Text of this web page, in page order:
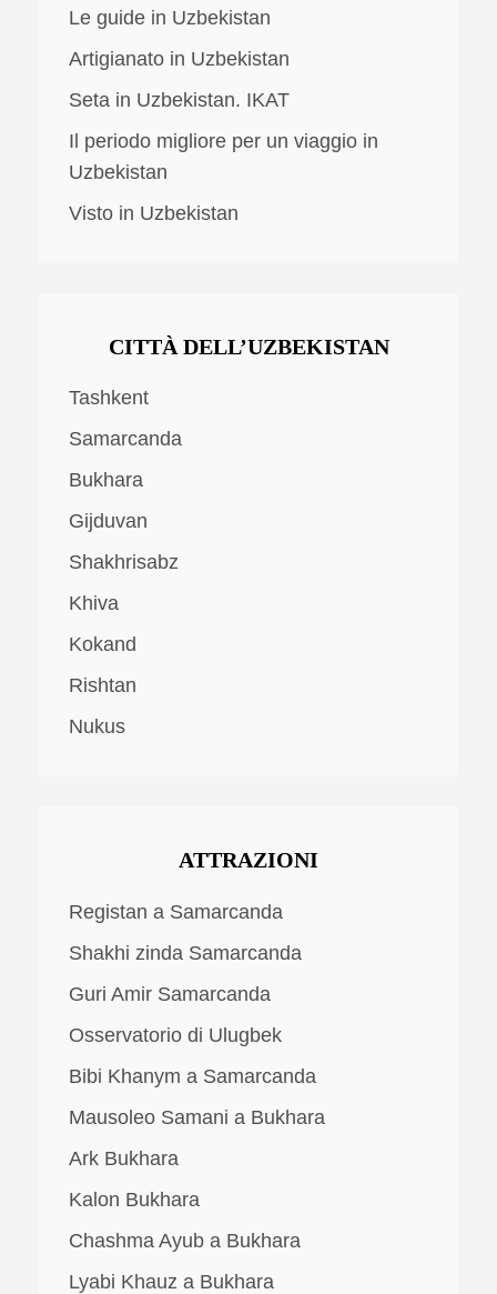
Le guide in Uzbekistan
Artigianato in Uzbekistan
Seta in Uzbekistan. IKAT
Il periodo migliore per un viaggio in
Uzbekistan
Visto in Uzbekistan
CITTÀ DELL’UZBEKISTAN
Tashkent
Samarcanda
Bukhara
Gijduvan
Shakhrisabz
Khiva
Kokand
Rishtan
Nukus
ATTRAZIONI
Registan a Samarcanda
Shakhi zinda Samarcanda
Guri Amir Samarcanda
Osservatorio di Ulugbek
Bibi Khanym a Samarcanda
Mausoleo Samani a Bukhara
Ark Bukhara
Kalon Bukhara
Chashma Ayub a Bukhara
Lyabi Khauz a Bukhara